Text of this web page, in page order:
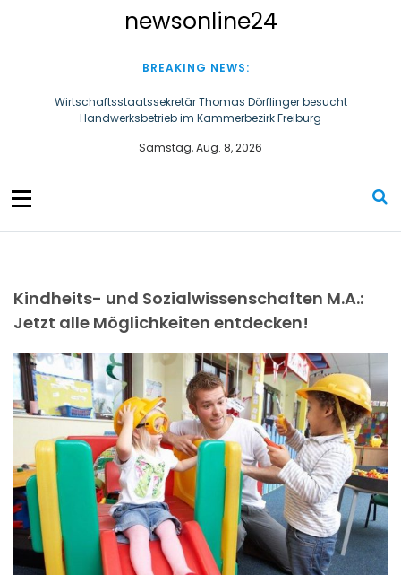
n
t
newsonline24
BREAKING NEWS:
Wirtschaftsstaatssekretär Thomas Dörflinger besucht
Handwerksbetrieb im Kammerbezirk Freiburg
Ultraschallzahnbürste für Hund und Katze – Tipps zur erfolgreichen
Eingewöhnung
Samstag, Aug. 8, 2026
Kindheits- und Sozialwissenschaften M.A.:
Jetzt alle Möglichkeiten entdecken!